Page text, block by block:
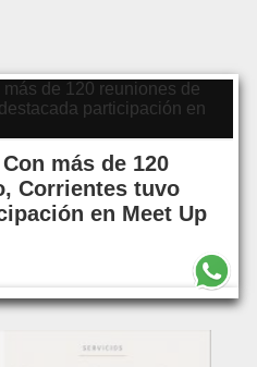
más de 120
Corrientes tuvo
en Meet Up